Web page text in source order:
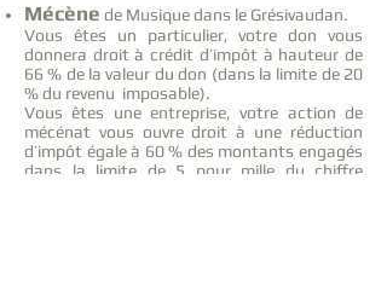
Mécène de Musique dans le Grésivaudan.
Vous êtes un particulier, votre don vous
donnera droit à crédit d’impôt à hauteur de
66 % de la valeur du don (dans la limite de 20
% du revenu imposable).
Vous êtes une entreprise, votre action de
mécénat vous ouvre droit à une réduction
d’impôt égale à 60 % des montants engagés
dans la limite de 5 pour mille du chiffre